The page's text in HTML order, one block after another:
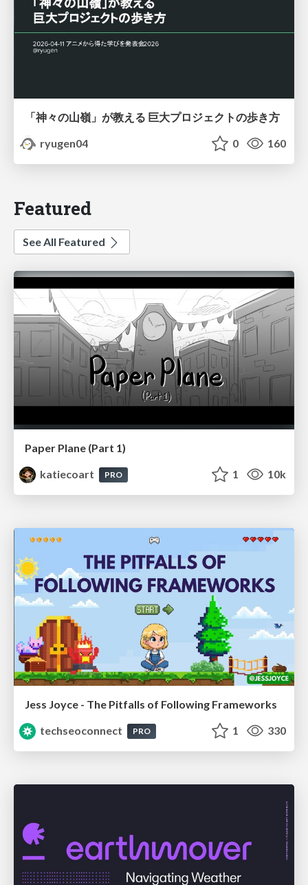
「神々の山嶺」が教える 巨大プロジェクトの歩き方
ryugen04
0 160
Featured
See All Featured
Paper Plane (Part 1)
katiecoart
PRO 1 10k
Jess Joyce - The Pitfalls of Following Frameworks
techseoconnect
PRO 1 330